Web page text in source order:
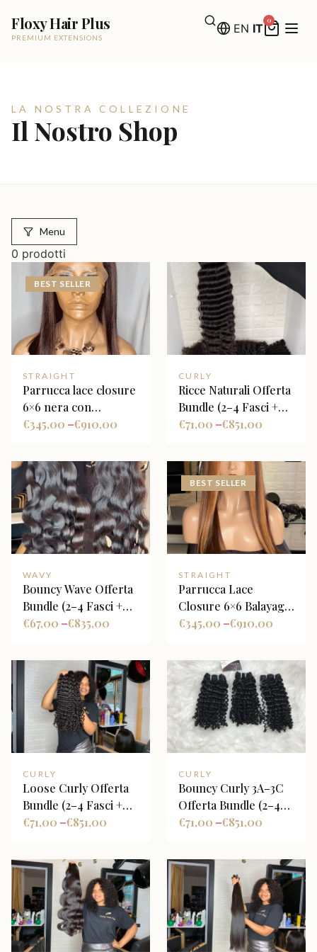
Floxy Hair Plus
PREMIUM EXTENSIONS
EN IT
0
LA NOSTRA COLLEZIONE
Il Nostro Shop
Menu
0 prodotti
BEST SELLER
STRAIGHT
Parrucca lace closure
6×6 nera con
sfumature bordeaux
345,00
€ – 910,00
€
CURLY
Ricce Naturali Offerta
Bundle (2–4 Fasci +
Closure Opzionale)
71,00
€ – 851,00
€
WAVY
Bouncy Wave Offerta
Bundle (2–4 Fasci +
Closure Opzionale)
67,00
€ – 835,00
€
BEST SELLER
STRAIGHT
Parrucca Lace
Closure 6×6 Balayage
Biondo Miele con
345,00
€ – 910,00
€
CURLY
Loose Curly Offerta
Bundle (2–4 Fasci +
Closure Opzionale)
71,00
€ – 851,00
€
CURLY
Bouncy Curly 3A–3C
Offerta Bundle (2–4
Fasci + Closure
71,00
€ – 851,00
€